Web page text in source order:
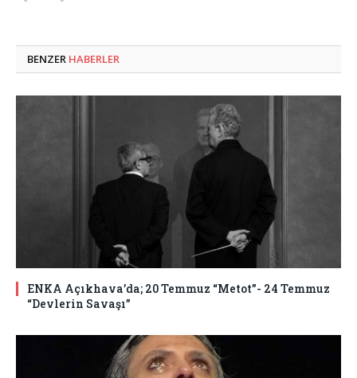
BENZER HABERLER
ENKA Açıkhava’da; 20 Temmuz “Metot”- 24 Temmuz
“Devlerin Savaşı”